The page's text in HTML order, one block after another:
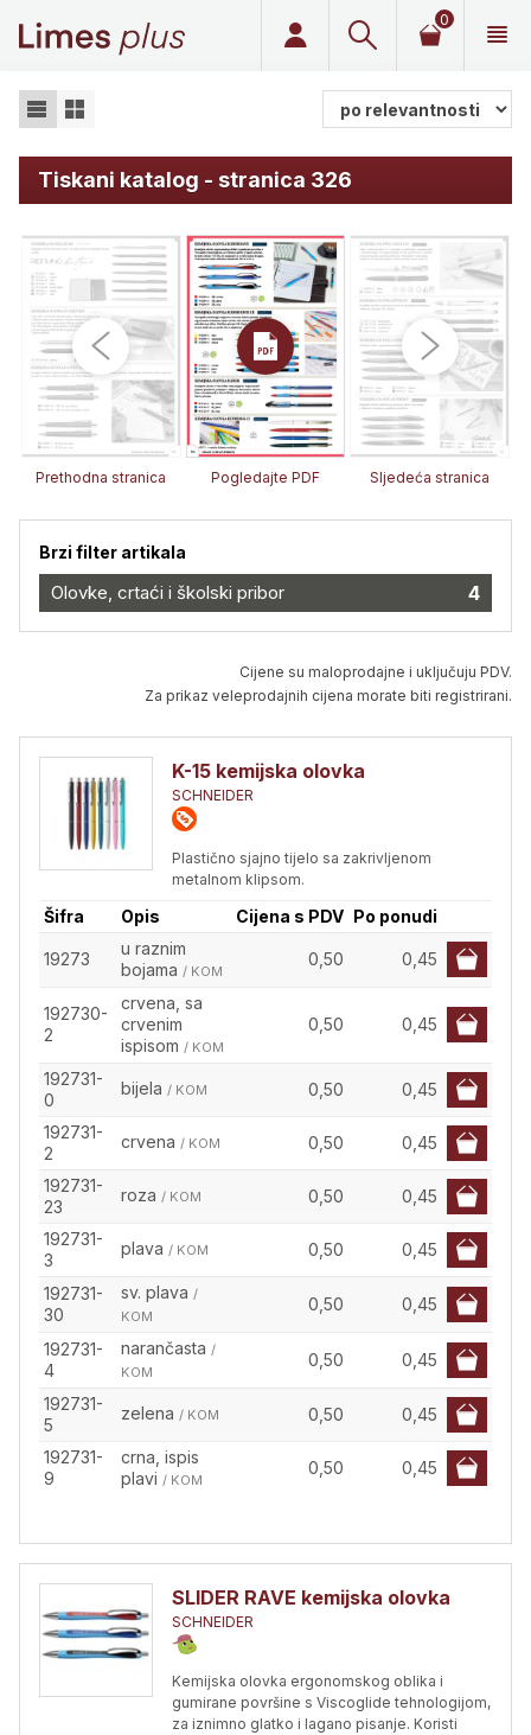
0
Tiskani katalog - stranica 326
Prethodna stranica Pogledajte PDF Sljedeća stranica
Brzi filter artikala
Olovke, crtaći i školski pribor 4
Cijene su maloprodajne i uključuju PDV.
Za prikaz veleprodajnih cijena morate biti registrirani.
K-15 kemijska olovka
SCHNEIDER
Plastično sjajno tijelo sa zakrivljenom
metalnom klipsom.
Šifra Opis Cijena s PDV Po ponudi
19273
u raznim
bojama / KOM
0,50 0,45
192730-
2
crvena, sa
crvenim
ispisom / KOM
0,50 0,45
192731-
0
bijela / KOM 0,50 0,45
192731-
2
crvena / KOM 0,50 0,45
192731-
23
roza / KOM 0,50 0,45
192731-
3
plava / KOM 0,50 0,45
192731-
30
sv. plava /
KOM
0,50 0,45
192731-
4
narančasta /
KOM
0,50 0,45
192731-
5
zelena / KOM 0,50 0,45
192731-
9
crna, ispis
plavi / KOM
0,50 0,45
SLIDER RAVE kemijska olovka
SCHNEIDER
Kemijska olovka ergonomskog oblika i
gumirane površine s Viscoglide tehnologijom,
za iznimno glatko i lagano pisanje. Koristi